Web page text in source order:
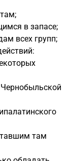
в запасе;
всех групп;
там